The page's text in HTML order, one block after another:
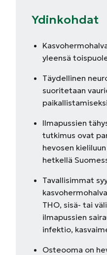
Ydinkohdat
yleensä
Täydellinen
suoritetaan
Ilmapussien
tutkimus ovat
hevosen
hetkellä
Tavallisimmat
THO, sisä- tai
ilmapussien
infektio,
Osteooma on